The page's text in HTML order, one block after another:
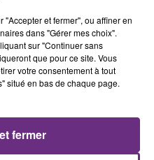
4h47
4h47 et fermer", ou affiner en
dans "Gérer mes choix".
sur "Continuer sans
que pour ce site. Vous
votre consentement à tout
situé en bas de chaque page.
fermer